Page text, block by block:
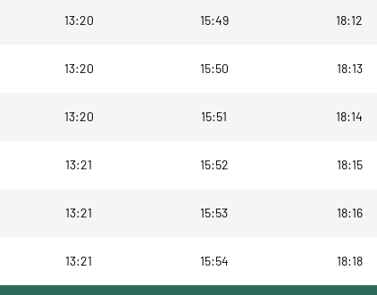
13:20 15:49 18:12
13:20 15:50 18:13
13:20 15:51 18:14
13:21 15:52 18:15
13:21 15:53 18:16
13:21 15:54 18:18